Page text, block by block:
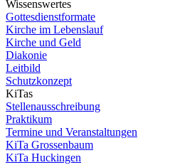
Wissenswertes
Gottesdienstformate
Kirche im Lebenslauf
Kirche und Geld
Diakonie
Leitbild
Schutzkonzept
KiTas
Stellenausschreibung
Praktikum
Termine und Veranstaltungen
KiTa Grossenbaum
KiTa Huckingen